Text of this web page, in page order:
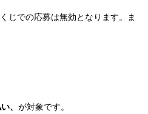
まとめても、複数回に分けても、
ての合計金額に対して、1,000円に
額を合算できません）。
、お一人様何回でも可能です。
力はできません。
じでの応募は無効となります。ま
、 が対象です。